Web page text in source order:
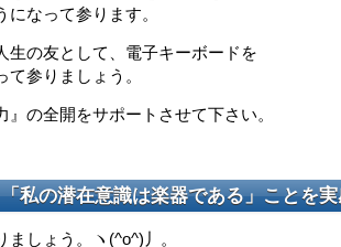
なって参ります。
の友として、電子キーボードを
参りましょう。
』の全開をサポートさせて下さい。
私の潜在意識は楽器である」ことを
しょう。ヽ(^o^)丿。